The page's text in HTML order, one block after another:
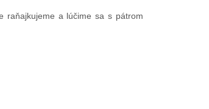
raňajkujeme a lúčime sa s pátrom